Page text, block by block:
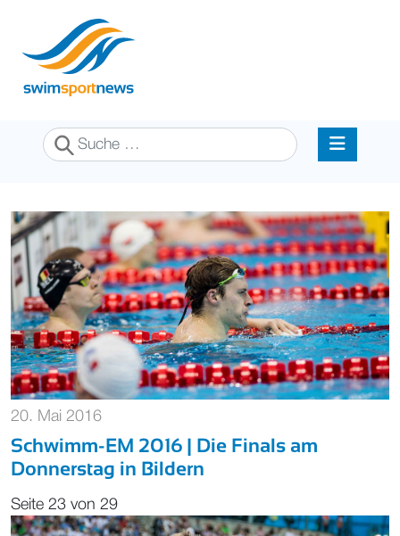
Suchen
20. Mai 2016
Schwimm-EM 2016 | Die Finals am
Donnerstag in Bildern
Seite 23 von 29